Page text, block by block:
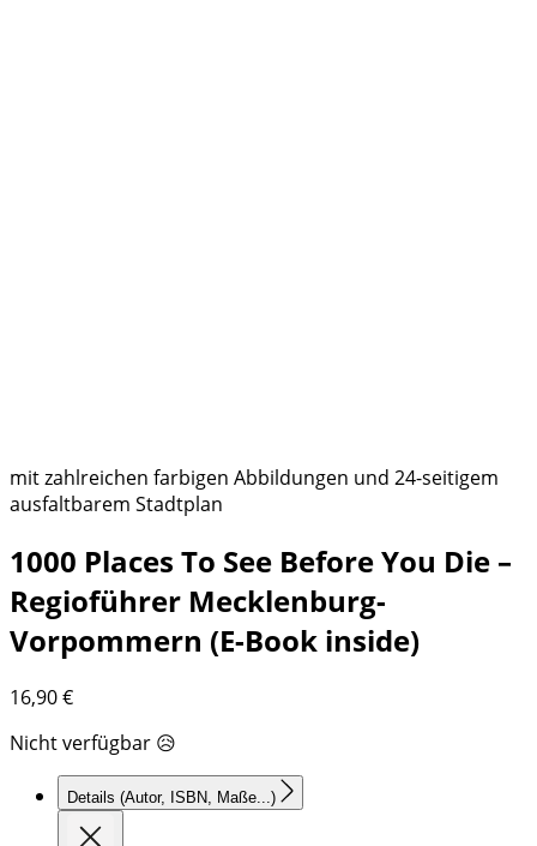
mit zahlreichen farbigen Abbildungen und 24-seitigem
ausfaltbarem Stadtplan
1000 Places To See Before You Die –
Regioführer Mecklenburg-
Vorpommern (E-Book inside)
16,90€
Nicht verfügbar 😥
Details (Autor, ISBN, Maße...)